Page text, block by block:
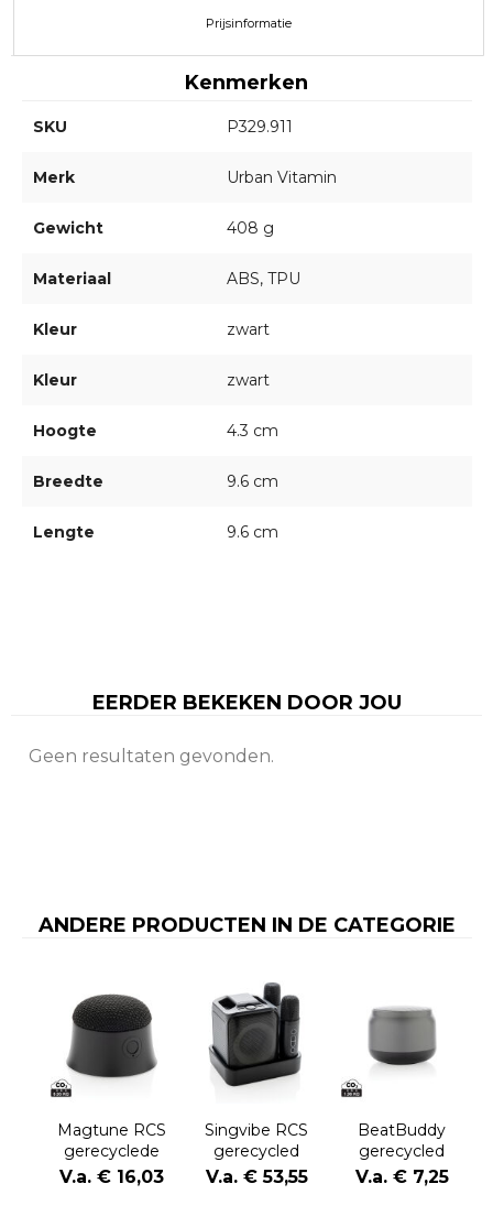
Prijsinformatie
Kenmerken
SKU P329.911
Merk Urban Vitamin
Gewicht 408 g
Materiaal ABS, TPU
Kleur zwart
Kleur zwart
Hoogte 4.3 cm
Breedte 9.6 cm
Lengte 9.6 cm
EERDER BEKEKEN DOOR JOU
Geen resultaten gevonden.
ANDERE PRODUCTEN IN DE CATEGORIE
Magtune RCS
gerecyclede
plastic
magnetische
V.a. € 16,03
Singvibe RCS
gerecycled
plastic
karaokeset met
V.a. € 53,55
BeatBuddy
gerecycled
plastic 3W-
luidspreker
V.a. € 7,25